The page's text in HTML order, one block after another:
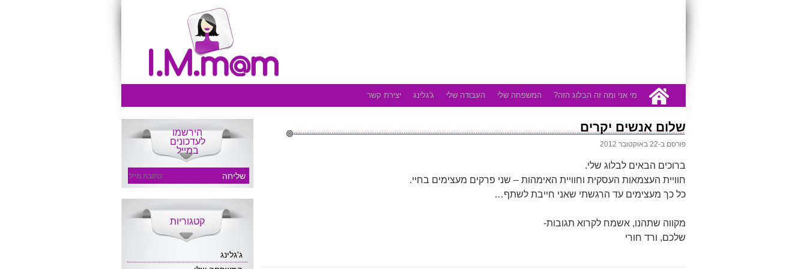
לדלג מי אני ומה זה הבלוג הזה? המשפחה שלי העבודה שלי ג'גלינג יצירת קשר
שלום אנשים יקרים
פורסם ב-22 באוקטובר 2012
ברוכים הבאים לבלוג שלי.
חוויית העצמאות העסקית וחוויית האימהות – שני פרקים מעצימים בחיי.
כל כך מעצימים עד הרגשתי שאני חייבת לשתף…
מקווה שתהנו, אשמח לקרוא תגובות-
שלכם, ורד חורי
הירשמו
לעדכונים
במייל
קטגוריות
ג'גלינג